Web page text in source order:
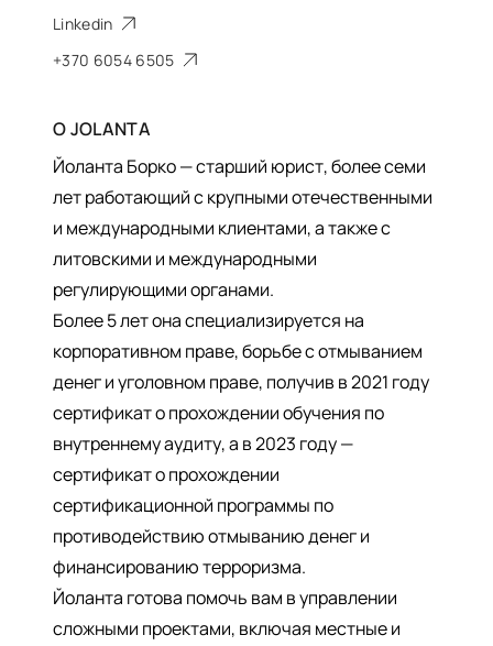
Linkedin
+370 6054 6505
ОJOLANTA
Йоланта Борко — старший юрист, более семи
лет работающий с крупными отечественными
и международными клиентами, а также с
литовскими и международными
регулирующими органами.
Более 5 лет она специализируется на
корпоративном праве, борьбе с отмыванием
денег и уголовном праве, получив в 2021 году
сертификат о прохождении обучения по
внутреннему аудиту, а в 2023 году —
сертификат о прохождении
сертификационной программы по
противодействию отмыванию денег и
финансированию терроризма.
Йоланта готова помочь вам в управлении
сложными проектами, включая местные и